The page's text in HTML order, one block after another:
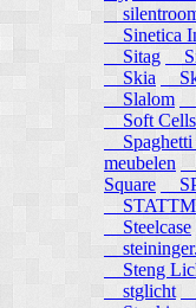
Sinetica
Sitag
Skia
Slalom
Soft Cells
Spaghetti
meubelen
Square
Steelcase
Steng
stglicht